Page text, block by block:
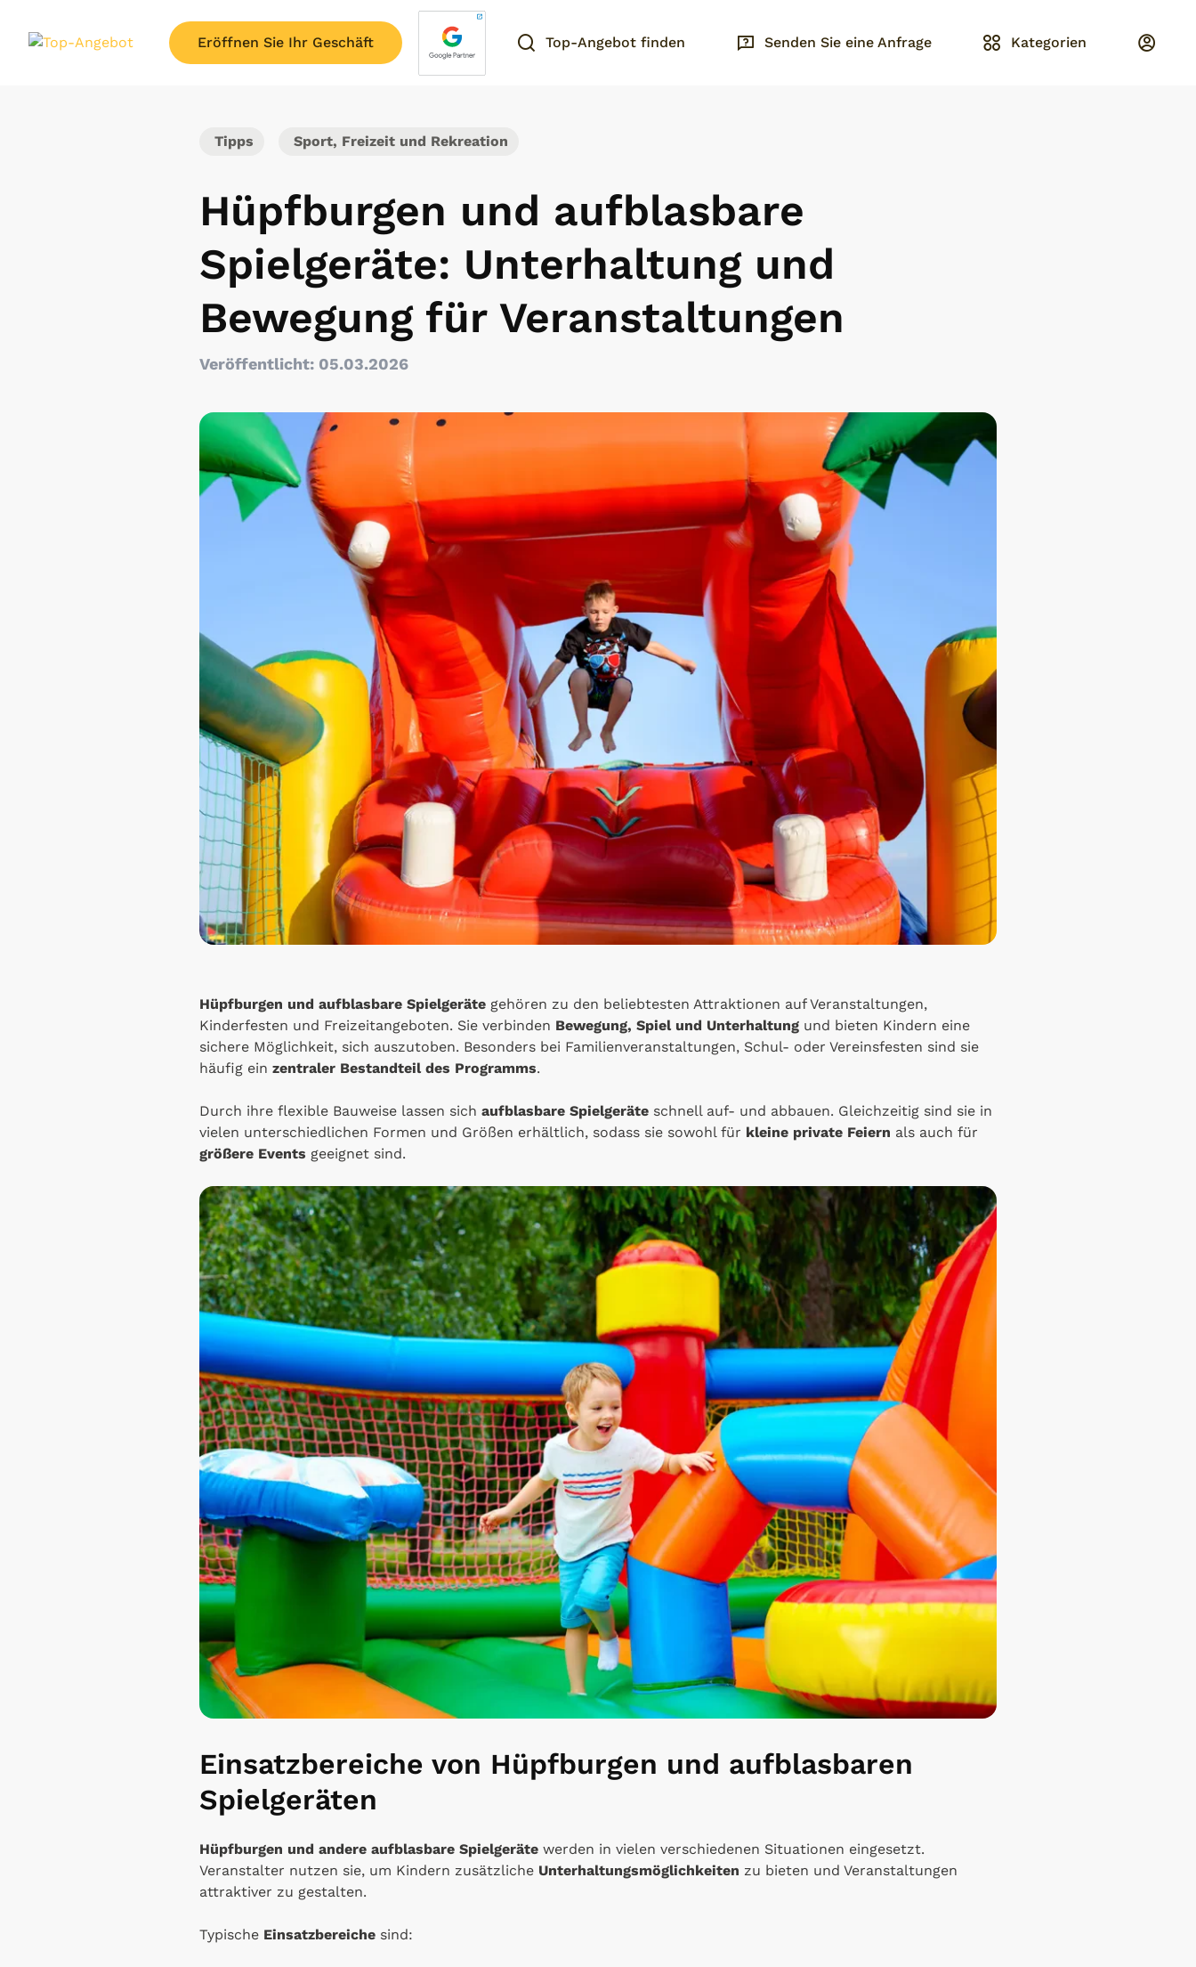
Eröffnen Sie Ihr Geschäft Top-Angebot finden Senden Sie eine Anfrage Kategorien
Tipps Sport, Freizeit und Rekreation
Hüpfburgen und aufblasbare
Spielgeräte: Unterhaltung und
Bewegung für Veranstaltungen
Veröffentlicht: 05.03.2026
Hüpfburgen und aufblasbare Spielgeräte gehören zu den beliebtesten Attraktionen auf Veranstaltungen,
Kinderfesten und Freizeitangeboten. Sie verbinden Bewegung, Spiel und Unterhaltung und bieten Kindern eine
sichere Möglichkeit, sich auszutoben. Besonders bei Familienveranstaltungen, Schul- oder Vereinsfesten sind sie
häufig ein zentraler Bestandteil des Programms.
Durch ihre flexible Bauweise lassen sich aufblasbare Spielgeräte schnell auf- und abbauen. Gleichzeitig sind sie in
vielen unterschiedlichen Formen und Größen erhältlich, sodass sie sowohl für kleine private Feiern als auch für
größere Events geeignet sind.
Einsatzbereiche von Hüpfburgen und aufblasbaren
Spielgeräten
Hüpfburgen und andere aufblasbare Spielgeräte werden in vielen verschiedenen Situationen eingesetzt.
Veranstalter nutzen sie, um Kindern zusätzliche Unterhaltungsmöglichkeiten zu bieten und Veranstaltungen
attraktiver zu gestalten.
Typische Einsatzbereiche sind: